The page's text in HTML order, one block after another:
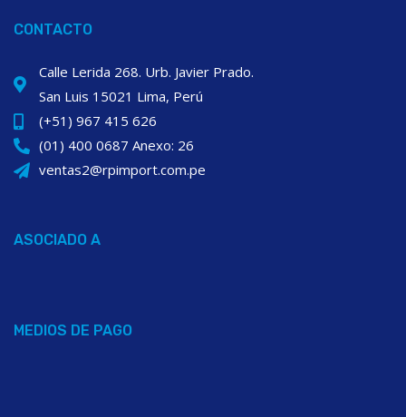
CONTACTO
Calle Lerida 268. Urb. Javier Prado.
San Luis 15021 Lima, Perú
(+51) 967 415 626
(01) 400 0687 Anexo: 26
ventas2@rpimport.com.pe
ASOCIADO A
MEDIOS DE PAGO